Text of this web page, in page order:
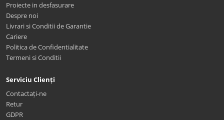
Proiecte in desfasurare
Despre noi
Livrari si Conditii de Garantie
Cariere
Politica de Confidentialitate
Termeni si Conditii
Serviciu Clienți
Contactați-ne
Retur
GDPR